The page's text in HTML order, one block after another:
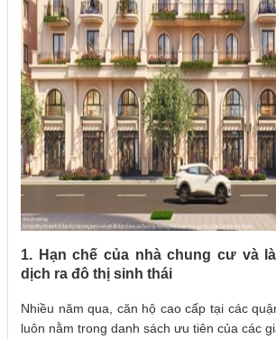
1. Hạn chế của nhà chung cư và
dịch ra đô thị sinh thái
Nhiều năm qua, căn hộ cao cấp tại các
luôn nằm trong danh sách ưu tiên của các